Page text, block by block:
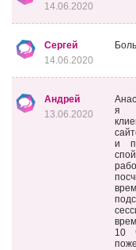
14.06.2020
Сергей
14.06.2020
Андрей
13.06.2020
я
и
10